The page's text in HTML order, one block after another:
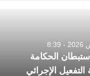
الحكامة
التفعيل الإجرائي